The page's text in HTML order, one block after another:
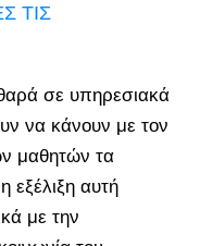
ΤΙΣ
σε υπηρεσιακά
να κάνουν με τον
μαθητών τα
εξέλιξη αυτή
με την